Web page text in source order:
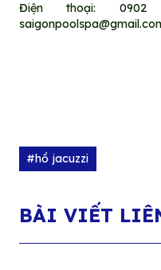
Điện thoại:
#hồ jacuzzi
BÀI VIẾT